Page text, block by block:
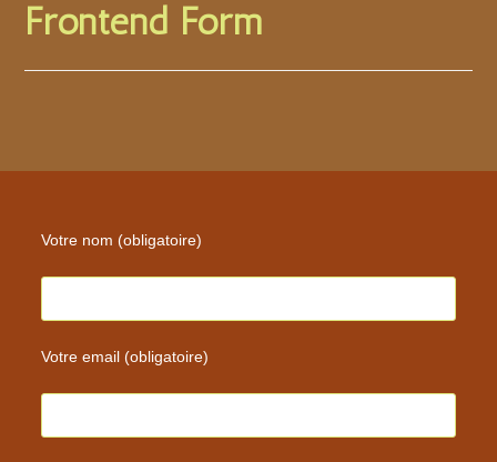
Frontend Form
Votre nom (obligatoire)
Votre email (obligatoire)